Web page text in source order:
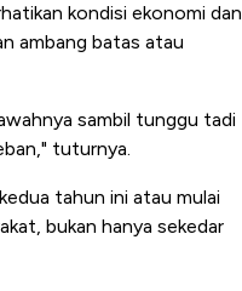
kondisi ekonomi dan
ambang batas atau
sambil tunggu tadi
tuturnya.
tahun ini atau mulai
bukan hanya sekedar